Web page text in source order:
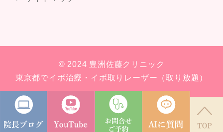
© 2024 豊洲佐藤クリニック
東京都でイボ治療・イボ取りレーザー（取り放題）